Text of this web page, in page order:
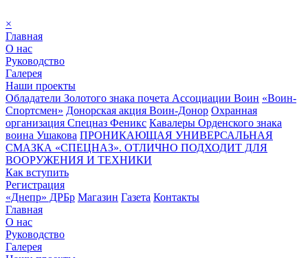
×
Главная
О нас
Руководство
Галерея
Наши проекты
Обладатели Золотого знака почета Ассоциации Воин «Воин-
Спортсмен» Донорская акция Воин-Донор Охранная
организация Спецназ Феникс Кавалеры Орденского знака
воина Ушакова ПРОНИКАЮЩАЯ УНИВЕРСАЛЬНАЯ
СМАЗКА «СПЕЦНАЗ». ОТЛИЧНО ПОДХОДИТ ДЛЯ
ВООРУЖЕНИЯ И ТЕХНИКИ
Как вступить
Регистрация
«Днепр» ДРБр Магазин Газета Контакты
Главная
О нас
Руководство
Галерея